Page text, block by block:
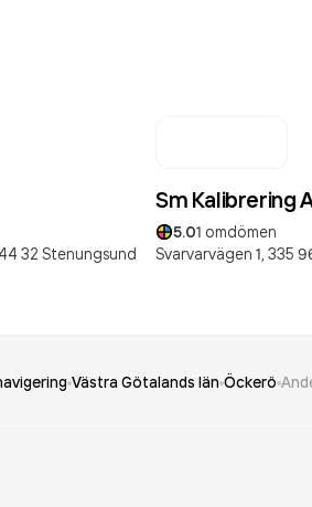
32 Stenungsund
Sm Kalibrering
5.01 omdömen
Svarvarvägen 1, 335
Västra Götalands län Öckerö